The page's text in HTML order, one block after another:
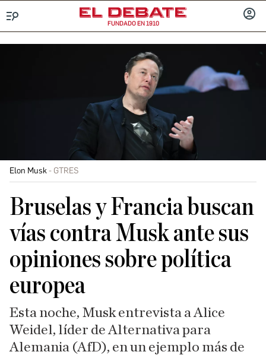
FUNDADO EN 1910
Elon Musk GTRES
Bruselas y Francia buscan
vías contra Musk ante sus
opiniones sobre política
europea
Esta noche, Musk entrevista a Alice
Weidel, líder de Alternativa para
Alemania (AfD), en un ejemplo más de